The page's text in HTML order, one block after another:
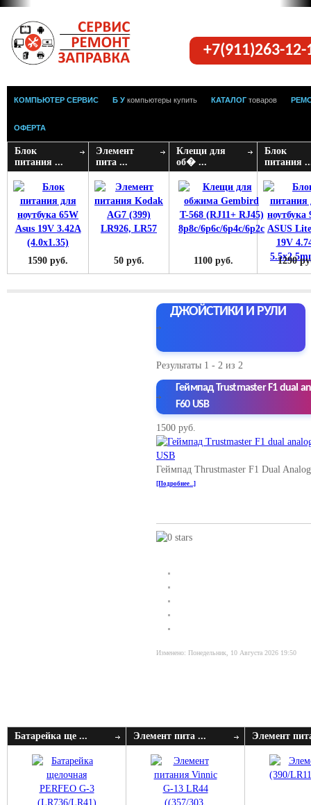
+7(911)263-
КОМПЬЮТЕР СЕРВИС Б У компьютеры купить КАТАЛОГ товаров
ОФЕРТА
Блок
питания ...
1590 руб.
Элемент
пита ...
50 руб.
Клещи для
об� ...
1100 руб.
Блок
питания
1290
ДЖОЙСТИКИ И РУЛИ
Результаты 1 - 2 из 2
Геймпад Trustmaster F1 dual
F60 USB
1500 руб.
Геймпад Thrustmaster F1 Dual
[Подробнее...]
Изменено: Понедельник, 10 Августа 2026 19:50
Батарейка ще ... Элемент пита ... Элемент